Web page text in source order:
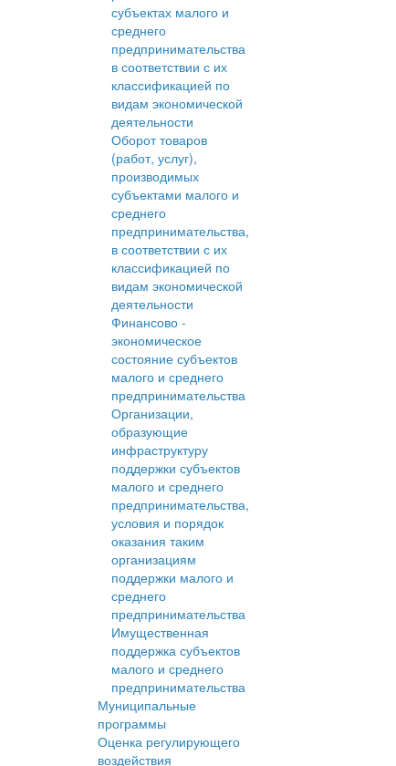
субъектах малого и
среднего
предпринимательства
в соответствии с их
классификацией по
видам экономической
деятельности
Оборот товаров
(работ, услуг),
производимых
субъектами малого и
среднего
предпринимательства,
в соответствии с их
классификацией по
видам экономической
деятельности
Финансово -
экономическое
состояние субъектов
малого и среднего
предпринимательства
Организации,
образующие
инфраструктуру
поддержки субъектов
малого и среднего
предпринимательства,
условия и порядок
оказания таким
организациям
поддержки малого и
среднего
предпринимательства
Имущественная
поддержка субъектов
малого и среднего
предпринимательства
Муниципальные
программы
Оценка регулирующего
воздействия